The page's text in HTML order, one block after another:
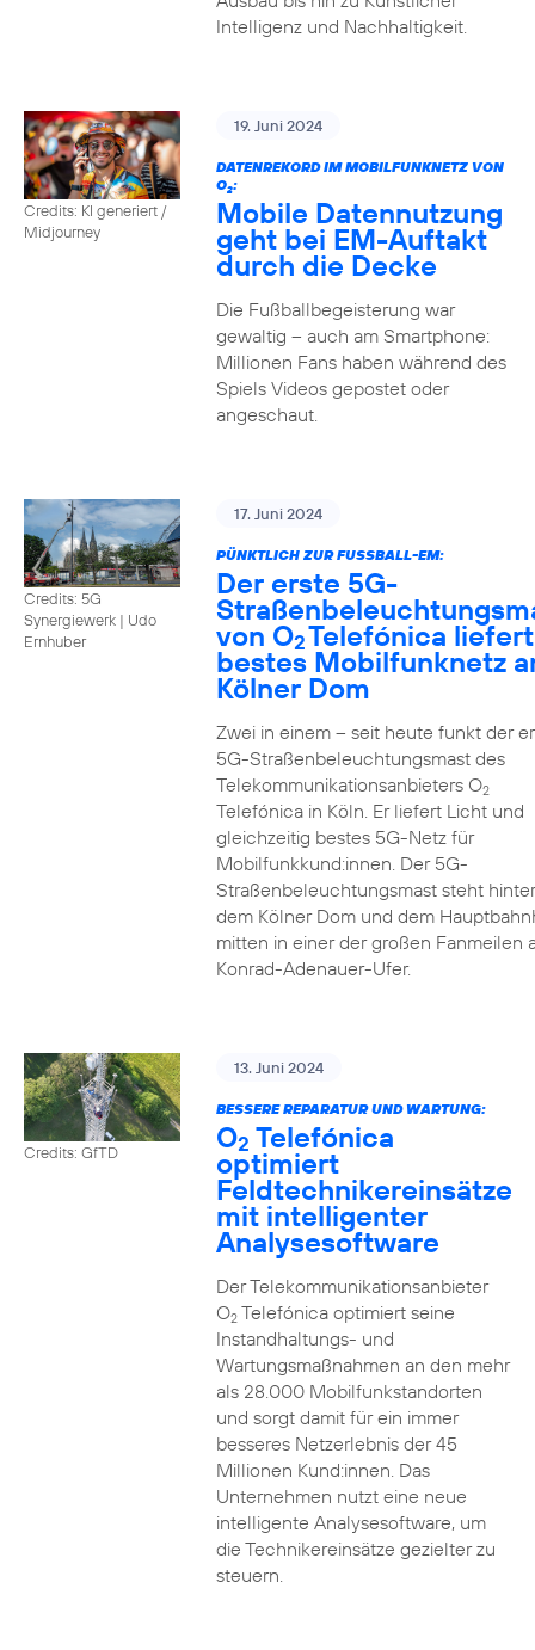
Intelligenz und Nachhaltigkeit.
Credits: KI generiert /
Midjourney
19. Juni 2024
DATENREKORD IM MOBILFUNKNETZ VON
O2:
Mobile Datennutzung
geht bei EM-Auftakt
durch die Decke
Die Fußballbegeisterung war
gewaltig – auch am Smartphone:
Millionen Fans haben während des
Spiels Videos gepostet oder
angeschaut.
Credits: 5G
Synergiewerk | Udo
Ernhuber
17. Juni 2024
PÜNKTLICH ZUR FUSSBALL-EM:
Der erste 5G-
von O2Telefónica liefert
bestes Mobilfunknetz
Kölner Dom
Zwei in einem – seit heute funkt der
5G-Straßenbeleuchtungsmast des
Telekommunikationsanbieters O2
Telefónica in Köln. Er liefert Licht und
gleichzeitig bestes 5G-Netz für
Mobilfunkkund:innen. Der 5G-
Straßenbeleuchtungsmast steht hinter
dem Kölner Dom und dem
mitten in einer der großen Fanmeilen
Konrad-Adenauer-Ufer.
Credits: GfTD
13. Juni 2024
BESSERE REPARATUR UND WARTUNG:
O2 Telefónica
optimiert
Feldtechnikereinsätze
mit intelligenter
Analysesoftware
Der Telekommunikationsanbieter
O2Telefónica optimiert seine
Instandhaltungs- und
Wartungsmaßnahmen an den mehr
als 28.000 Mobilfunkstandorten
und sorgt damit für ein immer
besseres Netzerlebnis der 45
Millionen Kund:innen. Das
Unternehmen nutzt eine neue
intelligente Analysesoftware, um
die Technikereinsätze gezielter zu
steuern.